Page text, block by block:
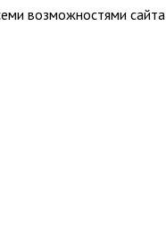
возможностями сайта